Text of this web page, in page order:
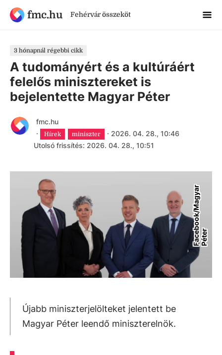
fmc.hu Fehérvár összeköt
3 hónapnál régebbi cikk
A tudományért és a kultúráért
felelős minisztereket is
bejelentette Magyar Péter
fmc.hu
·
Hírek miniszter · 2026. 04. 28., 10:46
Utolsó frissítés: 2026. 04. 28., 10:51
F
a
c
e
b
o
o
k
/
M
a
g
y
a
r
P
é
t
er
Újabb miniszterjelölteket jelentett be
Magyar Péter leendő miniszterelnök.